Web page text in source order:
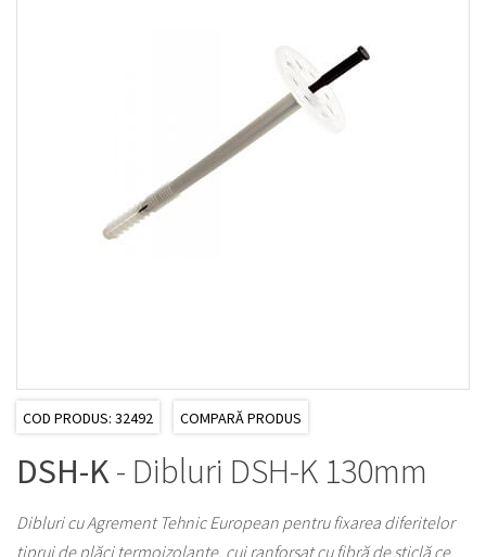
COD PRODUS: 32492 COMPARĂ PRODUS
DSH-K- Dibluri DSH-K 130mm
Dibluri cu Agrement Tehnic European pentru fixarea diferitelor
tiprui de plăci termoizolante, cui ranforsat cu fibră de sticlă ce